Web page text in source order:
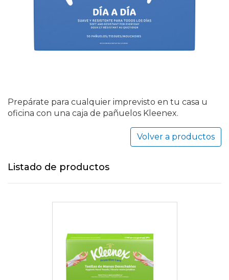
Prepárate para cualquier imprevisto en tu casa u
oficina con una caja de pañuelos Kleenex.
Volver a productos
Listado de productos